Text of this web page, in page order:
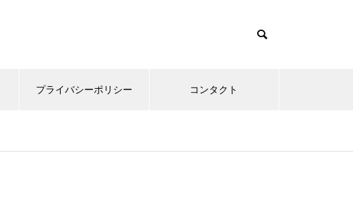
プライバシーポリシー コンタクト